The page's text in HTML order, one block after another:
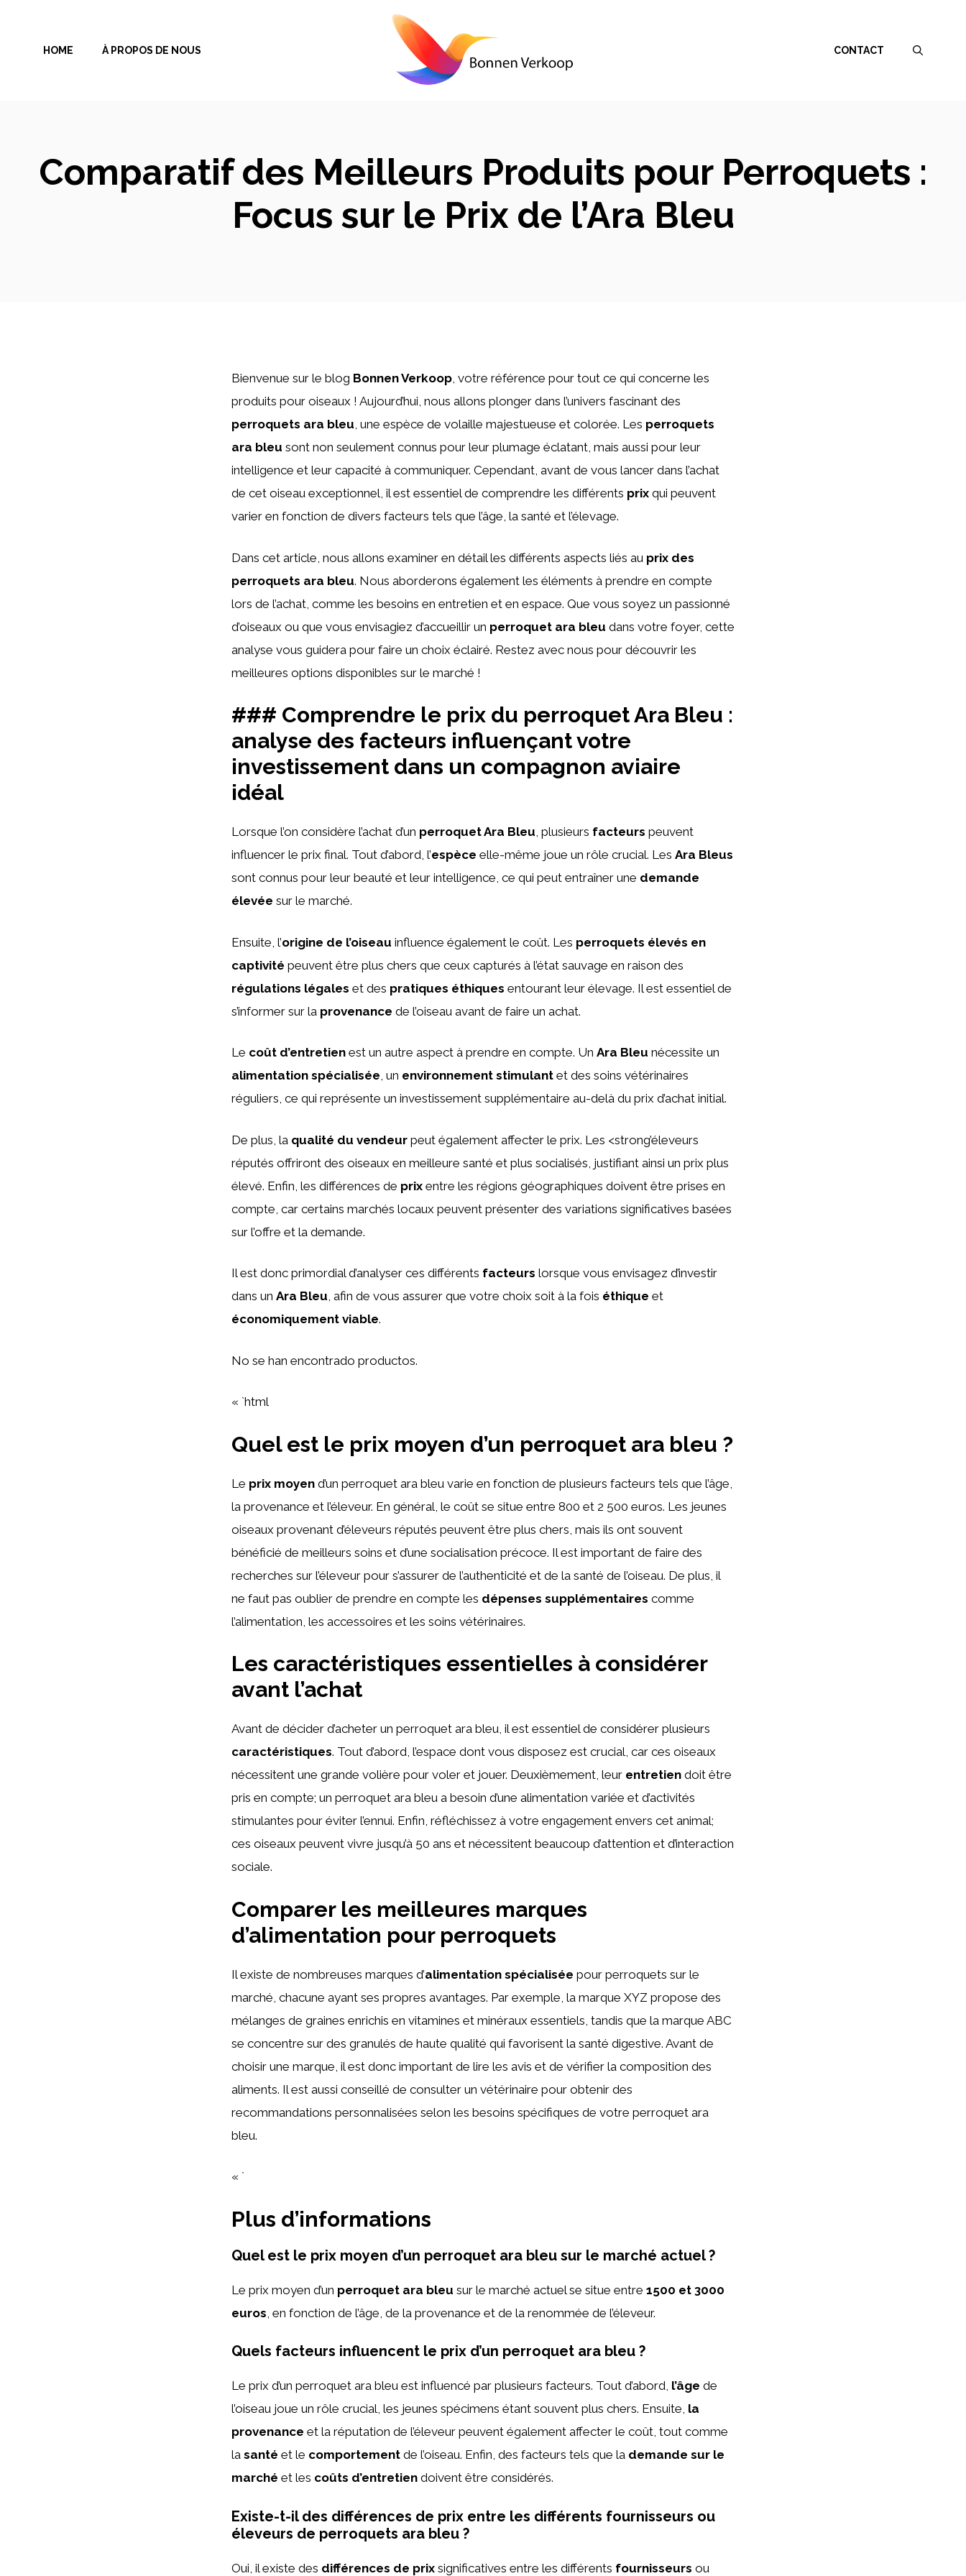
contenuHOME À PROPOS DE NOUS CONTACT
Comparatif des Meilleurs Produits pour Perroquets :
Focus sur le Prix de l’Ara Bleu
Bienvenue sur le blog Bonnen Verkoop, votre référence pour tout ce qui concerne les
produits pour oiseaux ! Aujourd’hui, nous allons plonger dans l’univers fascinant des
perroquets ara bleu, une espèce de volaille majestueuse et colorée. Les perroquets
ara bleu sont non seulement connus pour leur plumage éclatant, mais aussi pour leur
intelligence et leur capacité à communiquer. Cependant, avant de vous lancer dans l’achat
de cet oiseau exceptionnel, il est essentiel de comprendre les différents prix qui peuvent
varier en fonction de divers facteurs tels que l’âge, la santé et l’élevage.
Dans cet article, nous allons examiner en détail les différents aspects liés au prix des
perroquets ara bleu. Nous aborderons également les éléments à prendre en compte
lors de l’achat, comme les besoins en entretien et en espace. Que vous soyez un passionné
d’oiseaux ou que vous envisagiez d’accueillir un perroquet ara bleu dans votre foyer, cette
analyse vous guidera pour faire un choix éclairé. Restez avec nous pour découvrir les
meilleures options disponibles sur le marché !
### Comprendre le prix du perroquet Ara Bleu :
analyse des facteurs influençant votre
investissement dans un compagnon aviaire
idéal
Lorsque l’on considère l’achat d’un perroquet Ara Bleu, plusieurs facteurs peuvent
influencer le prix final. Tout d’abord, l’espèce elle-même joue un rôle crucial. Les Ara Bleus
sont connus pour leur beauté et leur intelligence, ce qui peut entraîner une demande
élevée sur le marché.
Ensuite, l’origine de l’oiseau influence également le coût. Les perroquets élevés en
captivité peuvent être plus chers que ceux capturés à l’état sauvage en raison des
régulations légales et des pratiques éthiques entourant leur élevage. Il est essentiel de
s’informer sur la provenance de l’oiseau avant de faire un achat.
Le coût d’entretien est un autre aspect à prendre en compte. Un Ara Bleu nécessite un
alimentation spécialisée, un environnement stimulant et des soins vétérinaires
réguliers, ce qui représente un investissement supplémentaire au-delà du prix d’achat initial.
De plus, la qualité du vendeur peut également affecter le prix. Les <strong’éleveurs
réputés offriront des oiseaux en meilleure santé et plus socialisés, justifiant ainsi un prix plus
élevé. Enfin, les différences de prix entre les régions géographiques doivent être prises en
compte, car certains marchés locaux peuvent présenter des variations significatives basées
sur l’offre et la demande.
Il est donc primordial d’analyser ces différents facteurs lorsque vous envisagez d’investir
dans un Ara Bleu, afin de vous assurer que votre choix soit à la fois éthique et
économiquement viable.
No se han encontrado productos.
« `html
Quel est le prix moyen d’un perroquet ara bleu ?
Le prix moyen d’un perroquet ara bleu varie en fonction de plusieurs facteurs tels que l’âge,
la provenance et l’éleveur. En général, le coût se situe entre 800 et 2 500 euros. Les jeunes
oiseaux provenant d’éleveurs réputés peuvent être plus chers, mais ils ont souvent
bénéficié de meilleurs soins et d’une socialisation précoce. Il est important de faire des
recherches sur l’éleveur pour s’assurer de l’authenticité et de la santé de l’oiseau. De plus, il
ne faut pas oublier de prendre en compte les dépenses supplémentaires comme
l’alimentation, les accessoires et les soins vétérinaires.
Les caractéristiques essentielles à considérer
avant l’achat
Avant de décider d’acheter un perroquet ara bleu, il est essentiel de considérer plusieurs
caractéristiques. Tout d’abord, l’espace dont vous disposez est crucial, car ces oiseaux
nécessitent une grande volière pour voler et jouer. Deuxièmement, leur entretien doit être
pris en compte; un perroquet ara bleu a besoin d’une alimentation variée et d’activités
stimulantes pour éviter l’ennui. Enfin, réfléchissez à votre engagement envers cet animal;
ces oiseaux peuvent vivre jusqu’à 50 ans et nécessitent beaucoup d’attention et d’interaction
sociale.
Comparer les meilleures marques
d’alimentation pour perroquets
Il existe de nombreuses marques d’alimentation spécialisée pour perroquets sur le
marché, chacune ayant ses propres avantages. Par exemple, la marque XYZ propose des
mélanges de graines enrichis en vitamines et minéraux essentiels, tandis que la marque ABC
se concentre sur des granulés de haute qualité qui favorisent la santé digestive. Avant de
choisir une marque, il est donc important de lire les avis et de vérifier la composition des
aliments. Il est aussi conseillé de consulter un vétérinaire pour obtenir des
recommandations personnalisées selon les besoins spécifiques de votre perroquet ara
bleu.
« `
Plus d’informations
Quel est le prix moyen d’un perroquet ara bleu sur le marché actuel ?
Le prix moyen d’un perroquet ara bleu sur le marché actuel se situe entre 1500 et 3000
euros , en fonction de l’âge, de la provenance et de la renommée de l’éleveur.
Quels facteurs influencent le prix d’un perroquet ara bleu ?
Le prix d’un perroquet ara bleu est influencé par plusieurs facteurs. Tout d’abord, l’âge de
l’oiseau joue un rôle crucial, les jeunes spécimens étant souvent plus chers. Ensuite, la
provenance et la réputation de l’éleveur peuvent également affecter le coût, tout comme
la santé et le comportement de l’oiseau. Enfin, des facteurs tels que la demande sur le
marché et les coûts d’entretien doivent être considérés.
Existe-t-il des différences de prix entre les différents fournisseurs ou
éleveurs de perroquets ara bleu ?
Oui, il existe des différences de prix significatives entre les différents fournisseurs ou